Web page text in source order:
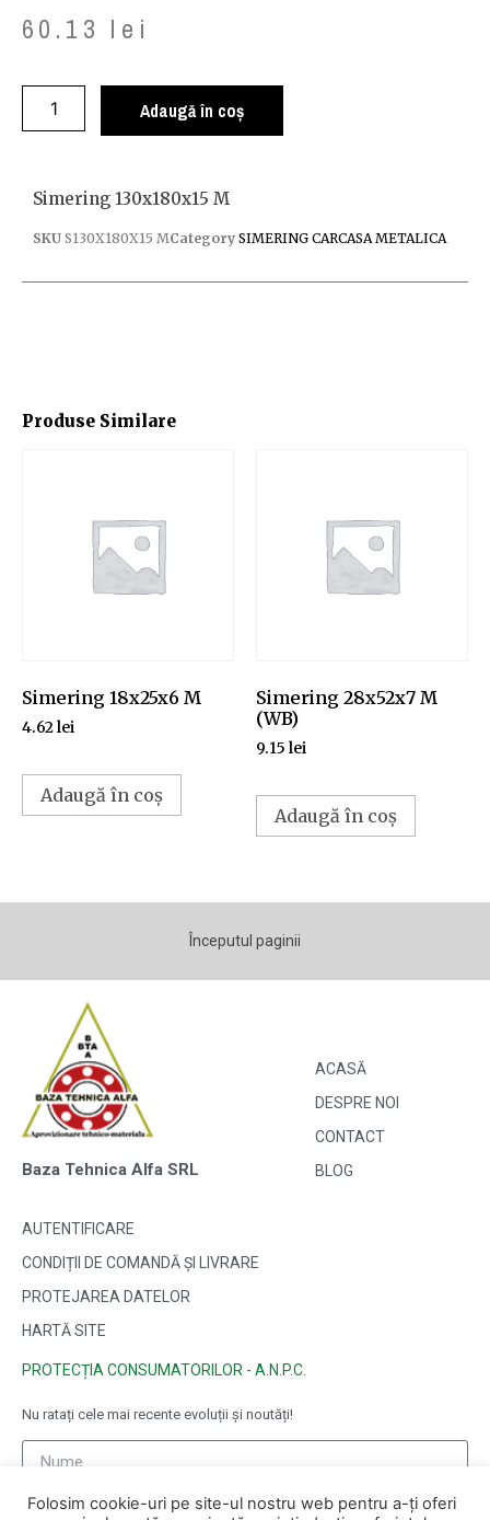
60.13 lei
Adaugă în coș
Produse Similare
Simering 18x25x6 M
4.62lei
Adaugă în coș
Simering 28x52x7 M
(WB)
9.15 lei
Adaugă în coș
Simering 130x180x15 M
SKU S130X180X15 MCategory SIMERING CARCASA METALICA
Începutul paginii
Baza Tehnica Alfa SRL
ACASĂ
DESPRE NOI
CONTACT
BLOG
AUTENTIFICARE
CONDIȚII DE COMANDĂ ȘI LIVRARE
PROTEJAREA DATELOR
HARTĂ SITE
PROTECȚIA CONSUMATORILOR - A.N.P.C.
Nu ratați cele mai recente evoluții și noutăți!
Folosim cookie-uri pe site-ul nostru web pentru a-ți oferi